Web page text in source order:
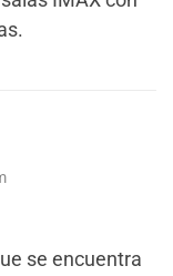
se encuentra